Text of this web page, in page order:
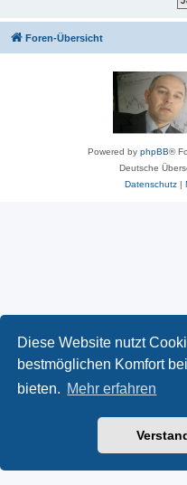
Diese Website nutzt
bestmöglichen Komfort
bieten. Mehr erfahren
Foren-Übersicht
Powered by phpBB®
Deutsche
Datenschutz|